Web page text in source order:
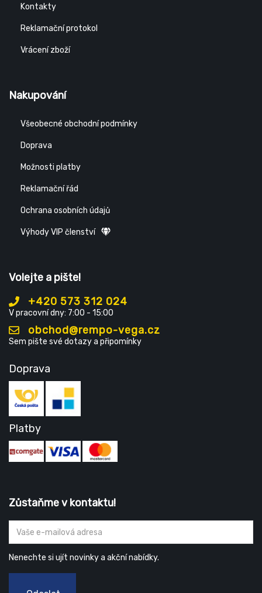
Kontakty
Reklamační protokol
Vrácení zboží
Nakupování
Všeobecné obchodní podmínky
Doprava
Možnosti platby
Reklamační řád
Ochrana osobních údajů
Výhody VIP členství
Volejte a pište!
+420 573 312 024
V pracovní dny: 7:00 - 15:00
obchod@rempo-vega.cz
Sem pište své dotazy a připomínky
Doprava
Platby
Zůstaňme v kontaktu!
Nenechte si ujít novinky a akční nabídky.